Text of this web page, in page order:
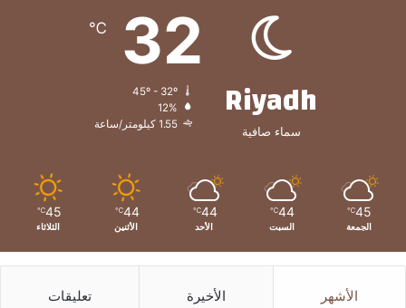
Riyadh
سماء صافية
32
℃
12%
1.55 كيلومتر/ساعة
45
℃
الجمعة
44
℃
السبت
44
℃
الأحد
44
℃
الأثنين
45
℃
الثلاثاء
الأشهر الأخيرة تعليقات